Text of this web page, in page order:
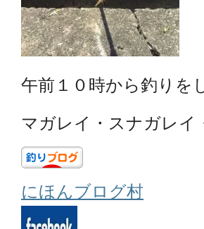
午前１０時から釣りを
マガレイ・スナガレイ
にほんブログ村